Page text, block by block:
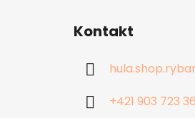
Kontakt
+421 903 723